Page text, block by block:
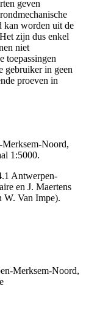
geven
kan worden uit de
zijn dus enkel
niet
toepassingen
gebruiker in geen
proeven in
Merksem-Noord,
1:5000.
Antwerpen-
en J. Maertens
W. Van Impe).
Merksem-Noord,